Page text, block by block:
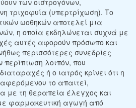
τριχοφυία (υπερτρίχωση). Το
ωοθηκών αποτελεί μια
η οποία εκδηλώνεται συχνά με
αυτές αφορούν πρόσωπο και
περισσότερες συνεδρίες
περίπτωση λοιπόν, που
ή ο ιατρός κρίνει ότι η
το απαιτεί,
με τη θεραπεία έλεγχος και
φαρμακευτική αγωγή από